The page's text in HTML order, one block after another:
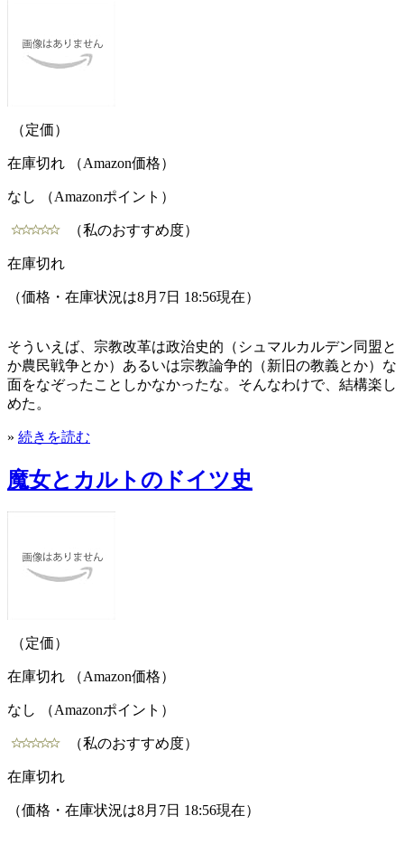
（定価）
在庫切れ （Amazon価格）
なし （Amazonポイント）
（私のおすすめ度）
在庫切れ
（価格・在庫状況は8月7日 18:56現在）
そういえば、宗教改革は政治史的（シュマルカルデン同盟と
か農民戦争とか）あるいは宗教論争的（新旧の教義とか）な
面をなぞったことしかなかったな。そんなわけで、結構楽し
めた。
» 続きを読む
魔女とカルトのドイツ史
（定価）
在庫切れ （Amazon価格）
なし （Amazonポイント）
（私のおすすめ度）
在庫切れ
（価格・在庫状況は8月7日 18:56現在）